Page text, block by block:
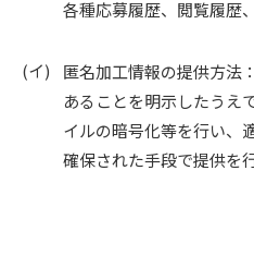
各種応募履歴、閲覧履歴
匿名加工情報の提供方法
あることを明示したうえ
イルの暗号化等を行い、
確保された手段で提供を